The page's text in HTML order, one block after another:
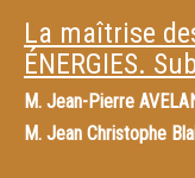
La maîtrise
ÉNERGIES.
M. Jean-Pierre
M. Jean Christophe